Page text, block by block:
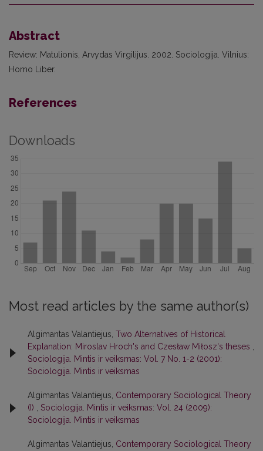
Abstract
Review: Matulionis, Arvydas Virgilijus. 2002. Sociologija. Vilnius:
Homo Liber.
References
Downloads
Most read articles by the same author(s)
Algimantas Valantiejus, Two Alternatives of Historical
Explanation: Miroslav Hroch's and Czesław Miłosz's theses
Sociologija. Mintis ir veiksmas: Vol. 7 No. 1-2 (2001):
Sociologija. Mintis ir veiksmas
Algimantas Valantiejus, Contemporary Sociological Theory
(I)
Sociologija. Mintis ir veiksmas: Vol. 24 (2009):
Sociologija. Mintis ir veiksmas
Algimantas Valantiejus, Contemporary Sociological Theory